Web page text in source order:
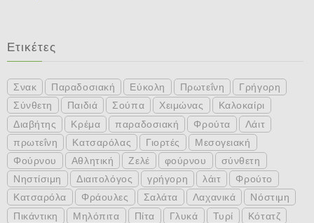
Ετικέτες
Σνακ Παραδοσιακή Εύκολη Πρωτεΐνη
Γρήγορη
Σύνθετη
Παιδιά Σούπα Χειμώνας
Καλοκαίρι
Διαβήτης
Κρέμα παραδοσιακή Φρούτα
Λάιτ
πρωτεΐνη
Κατσαρόλας Γιορτές
Μεσογειακή
Φούρνου
Αθλητική Ζελέ φούρνου
σύνθετη
Νηστίσιμη
Διαιτολόγος γρήγορη λάιτ
Φρούτο
Κατσαρόλα
Φράουλες Σαλάτα Λαχανικά
Νόστιμη
Πικάντικη
Μηλόπιτα Πίτα Γλυκά Τυρί
Κότατζ